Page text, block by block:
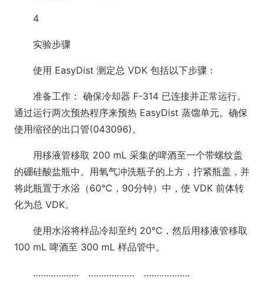
4
实验步骤
使用 EasyDist 测定总 VDK 包括以下步骤：
准备工作： 确保冷却器 F-314 已连接并正常运行。
通过运行两次预热程序来预热 EasyDist 蒸馏单元。确保
使用缩径的出口管(043096)。
用移液管移取 200 mL 采集的啤酒至一个带螺纹盖
的硼硅酸盐瓶中。用氧气冲洗瓶子的上方，拧紧瓶盖，并
将此瓶置于水浴（60°C，90分钟）中，使 VDK 前体转
化为总 VDK。
使用水浴将样品冷却至约 20°C，然后用移液管移取
100 mL 啤酒至 300 mL 样品管中。
……………… ……………… ………………